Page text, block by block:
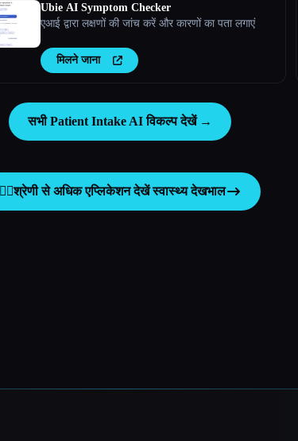
Ubie AI Symptom Checker
एआई द्वारा लक्षणों की जांच करें और कारणों का पता लगाएं
मिलने जाना
सभी Patient Intake AI विकल्प देखें →
👩‍⚕️श्रेणी से अधिक एप्लिकेशन देखेंस्वास्थ्य देखभाल